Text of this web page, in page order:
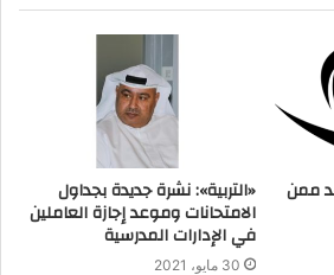
ممن «التربية»: نشرة جديدة بجداول
الامتحانات وموعد إجازة العاملين
في الإدارات المدرسية
30 مايو، 2021